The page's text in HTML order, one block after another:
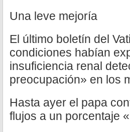
Una leve mejoría
El último boletín del
condiciones habían
insuficiencia renal
preocupación» en los
Hasta ayer el papa
flujos a un porcentaje